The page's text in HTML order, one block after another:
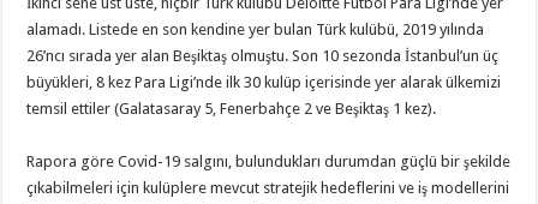
alamadı. Listede en son kendine yer bulan Türk kulübü, 2019 yılında
26’ncı sırada yer alan Beşiktaş olmuştu. Son 10 sezonda İstanbul’un üç
büyükleri, 8 kez Para Ligi’nde ilk 30 kulüp içerisinde yer alarak ülkemizi
temsil ettiler (Galatasaray 5, Fenerbahçe 2 ve Beşiktaş 1 kez).
Rapora göre Covid-19 salgını, bulundukları durumdan güçlü bir şekilde
çıkabilmeleri için kulüplere mevcut stratejik hedeflerini ve iş modellerini